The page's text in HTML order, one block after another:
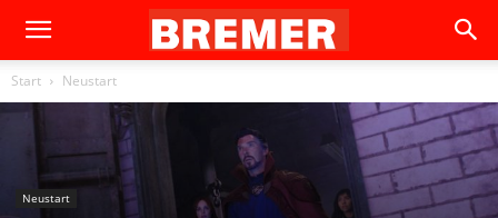
Start Neustart
Neustart